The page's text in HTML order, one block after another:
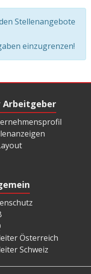
Stellenangebote
einzugrenzen!
Arbeitgeber
Österreich
Schweiz